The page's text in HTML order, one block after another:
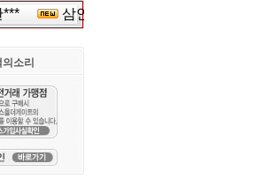
삼안엘리베*****
의소리